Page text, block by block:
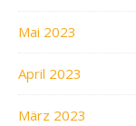
Mai 2023
April 2023
März 2023